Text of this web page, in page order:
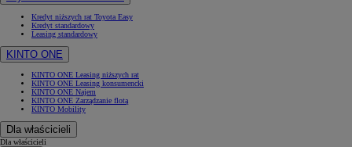
Kredyt niższych rat Toyota Easy
Kredyt standardowy
Leasing standardowy
KINTO ONE
KINTO ONE Leasing niższych rat
KINTO ONE Leasing konsumencki
KINTO ONE Najem
KINTO ONE Zarządzanie flotą
KINTO Mobility
Dla właścicieli
Dla właścicieli